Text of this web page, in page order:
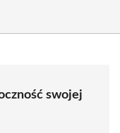
swojej